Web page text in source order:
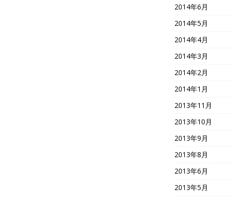
2014年6月
2014年5月
2014年4月
2014年3月
2014年2月
2014年1月
2013年11月
2013年10月
2013年9月
2013年8月
2013年6月
2013年5月